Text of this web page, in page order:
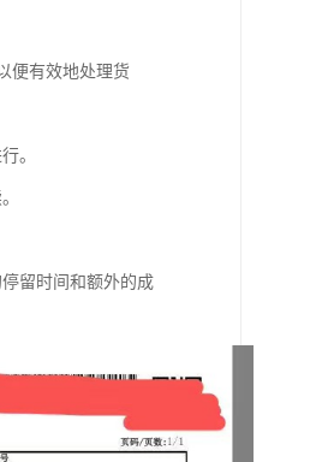
便有效地处理货
。
留时间和额外的成